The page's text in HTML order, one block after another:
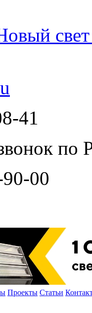
41
по
00
Проекты Статьи